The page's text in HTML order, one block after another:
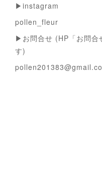
▶instagram
pollen_fleur
▶お問合せ (HP「お問合
す)